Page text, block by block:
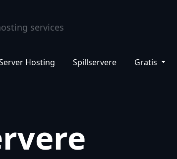
Hosting Spillservere Gratis